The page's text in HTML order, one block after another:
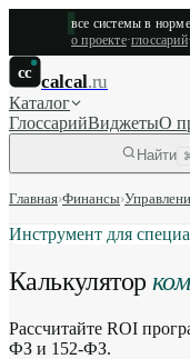
все системы в норме
о проекте·глоссарий
cc calcal.ru
Каталог
ГлоссарийВиджетыО
Найти
Главная›Финансы›
Инструмент для
Калькулятор
Рассчитайте ROI
ФЗ и 152-ФЗ.